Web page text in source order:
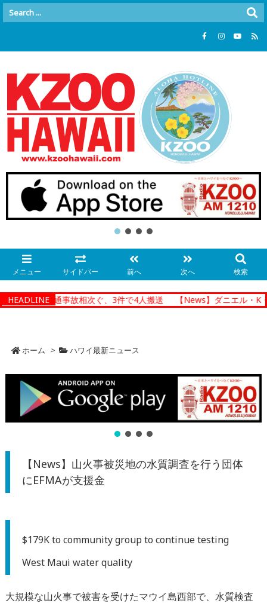
メニュー サイドバー 前へ 次へ 検索
HEADLINE
で朝の交通事故相次ぐ、3件で4人搬送 【News】ダニエル・K・
ホーム > ハワイ最新ニュース
【News】山火事被災地の水質調査を行う団体
にEFMAが支援金
$179K to community group to continue testing
West Maui water quality
大規模な山火事で被害を受けたマウイ島西部で、水質検査